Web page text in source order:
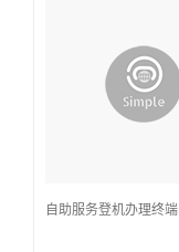
自助服务登机办理终端